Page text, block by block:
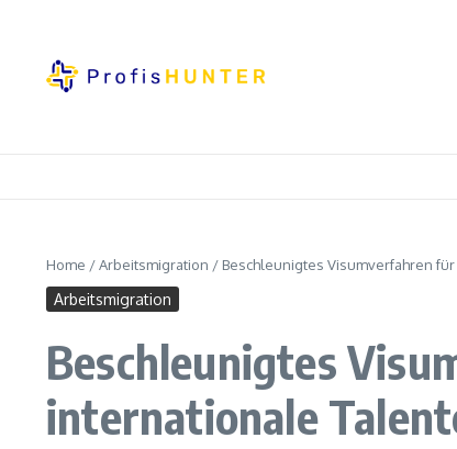
Home /Arbeitsmigration / Beschleunigtes Visumverfahren
Arbeitsmigration
Beschleunigtes
internationale